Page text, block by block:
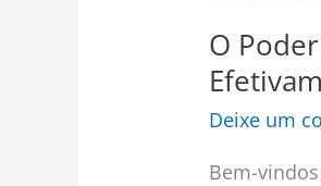
O
Deixe um
Bem-